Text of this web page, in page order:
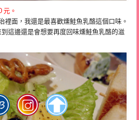
元。
裡面，我還是最喜歡燻鮭魚乳酪這個口味。
這邊還是會想要再度回味燻鮭魚乳酪的滋